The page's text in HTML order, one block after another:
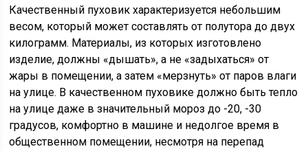
Качественный пуховик характеризуется небольшим
весом, который может составлять от полутора до двух
килограмм. Материалы, из которых изготовлено
изделие, должны «дышать», а не «задыхаться» от
жары в помещении, а затем «мерзнуть» от паров влаги
на улице. В качественном пуховике должно быть тепло
на улице даже в значительный мороз до -20, -30
градусов, комфортно в машине и недолгое время в
общественном помещении, несмотря на перепад